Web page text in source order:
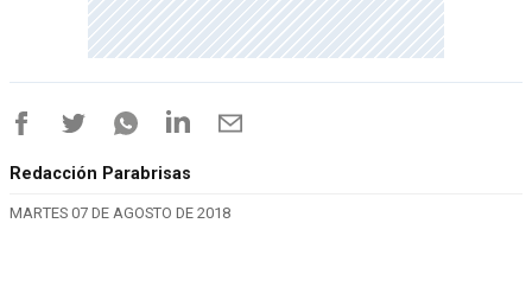
Redacción Parabrisas
MARTES 07 DE AGOSTO DE 2018